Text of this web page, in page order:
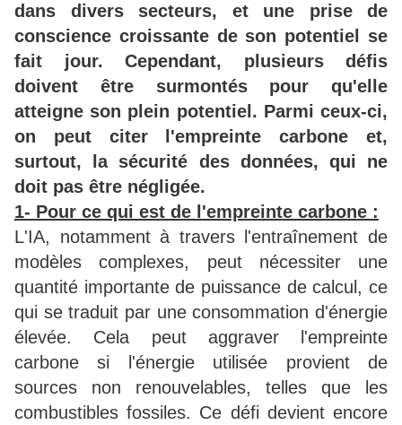
dans divers secteurs, et une prise de
conscience croissante de son potentiel se
fait jour. Cependant, plusieurs défis
doivent être surmontés pour qu'elle
atteigne son plein potentiel. Parmi ceux-ci,
on peut citer l'empreinte carbone et,
surtout, la sécurité des données, qui ne
doit pas être négligée.
1- Pour ce qui est de l'empreinte carbone :
L'IA, notamment à travers l'entraînement de
modèles complexes, peut nécessiter une
quantité importante de puissance de calcul, ce
qui se traduit par une consommation d'énergie
élevée. Cela peut aggraver l'empreinte
carbone si l'énergie utilisée provient de
sources non renouvelables, telles que les
combustibles fossiles. Ce défi devient encore